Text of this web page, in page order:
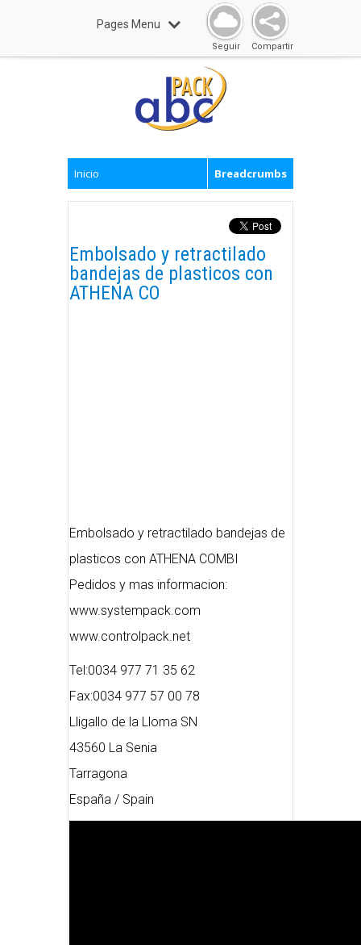
Pages Menu
Compartir
Seguir
Inicio Breadcrumbs
Embolsado y retractilado
bandejas de plasticos con
ATHENA CO
Embolsado y retractilado bandejas de
plasticos con ATHENA COMBI
Pedidos y mas informacion:
www.systempack.com
www.controlpack.net
Tel:0034 977 71 35 62
Fax:0034 977 57 00 78
Lligallo de la Lloma SN
43560 La Senia
Tarragona
España / Spain